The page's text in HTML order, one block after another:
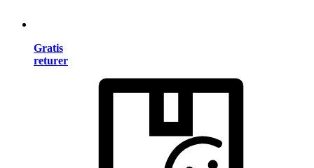
Gratis
returer